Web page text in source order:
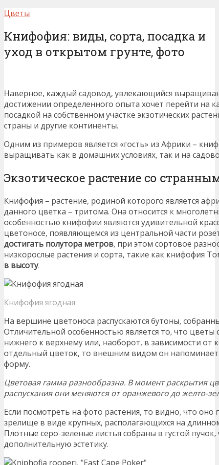
Цветы
Книфофия: виды, сорта, посадка и
уход в открытом грунте, фото
Наверное, каждый садовод, увлекающийся
достижении определенного опыта хочет перейти на
посадкой на собственном участке экзотических
страны и другие континенты.
Одним из примеров является «гость» из Африки –
выращивать как в домашних условиях, так и на
Экзотическое растение со
Книфофия – растение, родиной которого является
данного цветка – тритома. Она относится к
особенностью книфофии являются удивительной
цветоносе, появляющемся из центральной части
достигать полутора метров, при этом сортовое
низкорослые растения и сорта, такие как книфофия
в высоту.
Книфофия ягодная
На вершине цветоноса распускаются бутоны,
Отличительной особенностью является то, что
нижнего к верхнему или, наоборот, в зависимости от
отдельный цветок, то внешним видом он
форму.
Цветовая гамма разнообразна. В момент раскрытия
распускания они меняются от оранжевого до желто-
Если посмотреть на фото растения, то видно, что оно
зрелище в виде крупных, располагающихся на
Плотные серо-зеленые листья собраны в густой
дополнительную эстетику.